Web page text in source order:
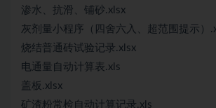
渗水、抗滑、铺砂.xlsx
灰剂量小程序（四舍六入、超范围提示）
烧结普通砖试验记录.xlsx
电通量自动计算表.xls
盖板.xlsx
矿渣粉常检自动计算记录.xls